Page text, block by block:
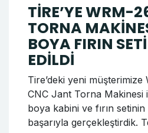
Okumaya devam et
BALIKESİR’E
BOYAMA FIRINI
SEVKİYATI